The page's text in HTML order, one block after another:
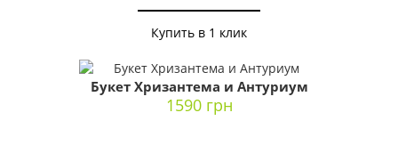
Купить в 1 клик
Букет Хризантема и Антуриум
1590 грн